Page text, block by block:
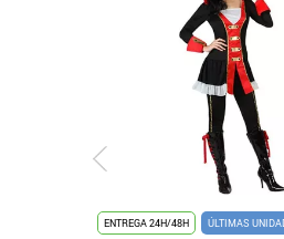
ENTREGA 24H/48H ÚLTIMAS